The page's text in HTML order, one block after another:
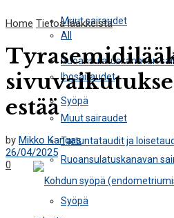
Muut sairaudet
Ruoansulatuskanavan
Syöpä
Tartuntataudit ja
All
Ihosairaudet
Muut sairaudet
Ruoansulatuskanavan
Syöpä
Home Tietoa lääkkeistä
estää
by Mikko Kangas
26/04/2025
0